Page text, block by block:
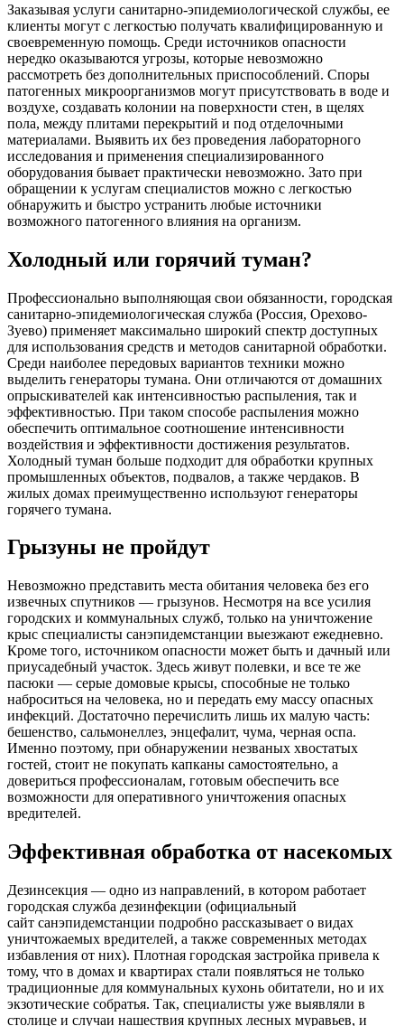
Заказывая услуги санитарно-эпидемиологической службы, ее
клиенты могут с легкостью получать квалифицированную и
своевременную помощь. Среди источников опасности
нередко оказываются угрозы, которые невозможно
рассмотреть без дополнительных приспособлений. Споры
патогенных микроорганизмов могут присутствовать в воде и
воздухе, создавать колонии на поверхности стен, в щелях
пола, между плитами перекрытий и под отделочными
материалами. Выявить их без проведения лабораторного
исследования и применения специализированного
оборудования бывает практически невозможно. Зато при
обращении к услугам специалистов можно с легкостью
обнаружить и быстро устранить любые источники
возможного патогенного влияния на организм.
Холодный или горячий туман?
Профессионально выполняющая свои обязанности, городская
санитарно-эпидемиологическая служба (Россия, Орехово-
Зуево) применяет максимально широкий спектр доступных
для использования средств и методов санитарной обработки.
Среди наиболее передовых вариантов техники можно
выделить генераторы тумана. Они отличаются от домашних
опрыскивателей как интенсивностью распыления, так и
эффективностью. При таком способе распыления можно
обеспечить оптимальное соотношение интенсивности
воздействия и эффективности достижения результатов.
Холодный туман больше подходит для обработки крупных
промышленных объектов, подвалов, а также чердаков. В
жилых домах преимущественно используют генераторы
горячего тумана.
Грызуны не пройдут
Невозможно представить места обитания человека без его
извечных спутников — грызунов. Несмотря на все усилия
городских и коммунальных служб, только на уничтожение
крыс специалисты санэпидемстанции выезжают ежедневно.
Кроме того, источником опасности может быть и дачный или
приусадебный участок. Здесь живут полевки, и все те же
пасюки — серые домовые крысы, способные не только
наброситься на человека, но и передать ему массу опасных
инфекций. Достаточно перечислить лишь их малую часть:
бешенство, сальмонеллез, энцефалит, чума, черная оспа.
Именно поэтому, при обнаружении незваных хвостатых
гостей, стоит не покупать капканы самостоятельно, а
довериться профессионалам, готовым обеспечить все
возможности для оперативного уничтожения опасных
вредителей.
Эффективная обработка от насекомых
Дезинсекция — одно из направлений, в котором работает
городская служба дезинфекции (официальный
сайт санэпидемстанции подробно рассказывает о видах
уничтожаемых вредителей, а также современных методах
избавления от них). Плотная городская застройка привела к
тому, что в домах и квартирах стали появляться не только
традиционные для коммунальных кухонь обитатели, но и их
экзотические собратья. Так, специалисты уже выявляли в
столице и случаи нашествия крупных лесных муравьев, и